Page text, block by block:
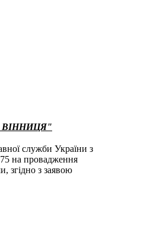
ВІННИЦЯ"
служби України з
на провадження
згідно з заявою